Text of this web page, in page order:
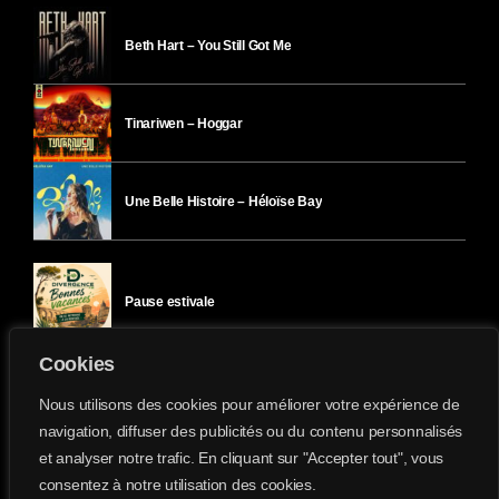
Cookies
Nous utilisons des cookies pour améliorer votre expérience de
navigation, diffuser des publicités ou du contenu personnalisés
et analyser notre trafic. En cliquant sur "Accepter tout", vous
consentez à notre utilisation des cookies.
Beth Hart – You Still Got Me
Tinariwen – Hoggar
Une Belle Histoire – Héloïse Bay
Pause estivale
Ici l’Ombre – mardi 28 juillet